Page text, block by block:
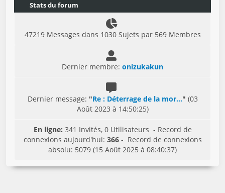
Stats du forum
47219 Messages dans 1030 Sujets par 569 Membres
Dernier membre: onizukakun
Dernier message: "Re : Déterrage de la mor..." (03
Août 2023 à 14:50:25)
En ligne: 341 Invités, 0 Utilisateurs - Record de
connexions aujourd'hui: 366- Record de connexions
absolu: 5079 (15 Août 2025 à 08:40:37)